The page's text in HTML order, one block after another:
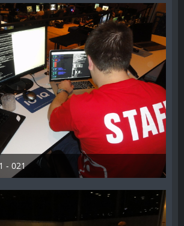
- 021
2014